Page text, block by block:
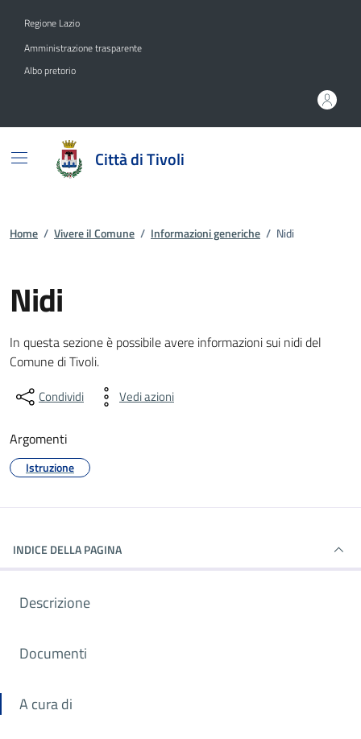
Regione Lazio
Amministrazione trasparente
Albo pretorio
Città di Tivoli
Home / Vivere il Comune / Informazioni generiche / Nidi
Nidi
Dettagli dell'informazione
In questa sezione è possibile avere informazioni sui nidi del
Comune di Tivoli.
Condividi Vedi azioni
Argomenti
Istruzione
INDICE DELLA PAGINA
Descrizione
Documenti
A cura di